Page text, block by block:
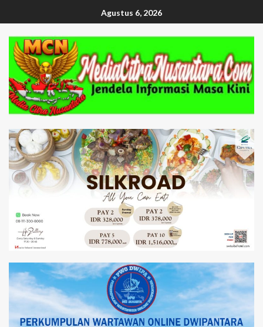
Agustus 6, 2026